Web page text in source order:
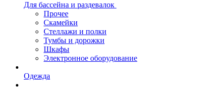
Для бассейна и раздевалок
Прочее
Скамейки
Стеллажи и полки
Тумбы и дорожки
Шкафы
Электронное оборудование
Одежда